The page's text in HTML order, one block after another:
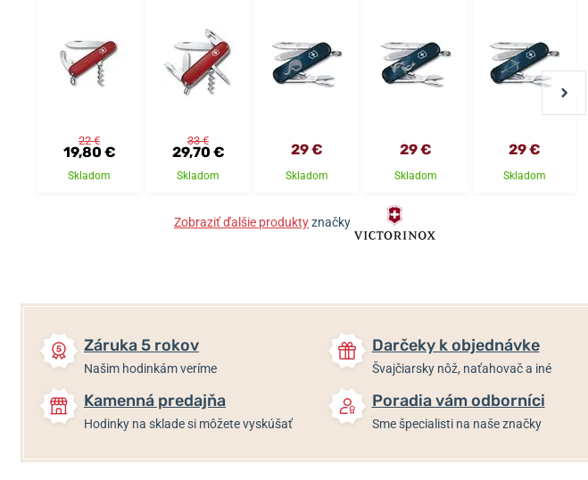
22 €
19,80 €
Skladom
33 €
29,70 €
Skladom
29 €
Skladom
29 €
Skladom
29 €
Skladom
Zobraziť ďalšie produktyznačky
Záruka 5 rokov
Našim hodinkám veríme
Darčeky k objednávke
Švajčiarsky nôž, naťahovač a iné
Kamenná predajňa
Hodinky na sklade si môžete vyskúšať
Poradia vám odborníci
Sme špecialisti na naše značky